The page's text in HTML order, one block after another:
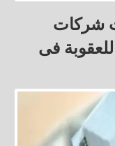
شركات
فى